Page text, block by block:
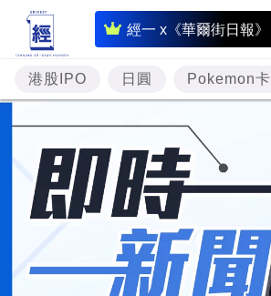
經一 x《華爾街日報》
即
時
財
經
專
題
投
資
樓
市
港股IPO 日圓 Pokemon卡